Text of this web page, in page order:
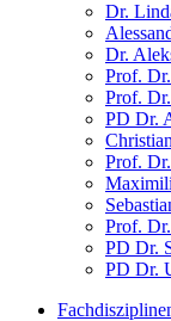
Dr.
Dr.
Prof.
Prof.
PD Dr.
Prof.
Prof.
PD Dr.
PD Dr.